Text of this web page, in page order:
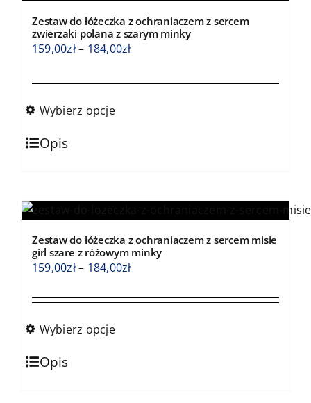
można
wybrać
stronie
produktu
Zestaw do łóżeczka z ochraniaczem z sercem
zwierzaki polana z szarym minky
159,00zł– 184,00złZakres
od
Wybierz opcje
Ten
produkt
wariantów.
można
wybrać
stronie
produktu
Opis
Zestaw do łóżeczka z ochraniaczem z sercem misie
girl szare z różowym minky
159,00zł– 184,00złZakres
od
Wybierz opcje
Ten
produkt
Opis